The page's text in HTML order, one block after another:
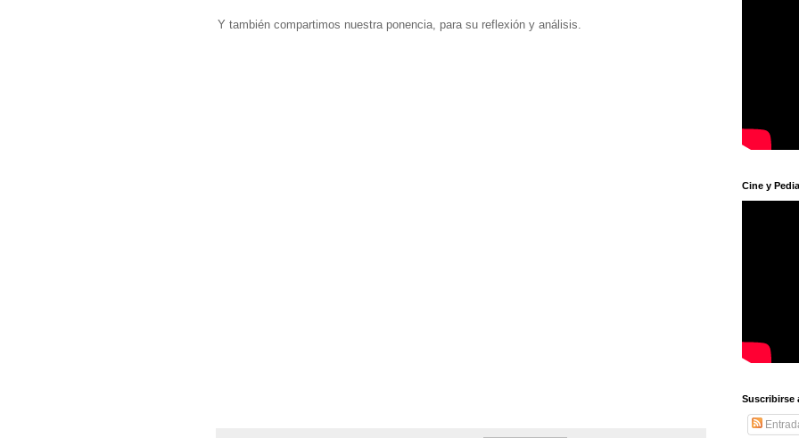
Y también compartimos nuestra ponencia, para su reflexión y análisis.
Cine y
Suscribirse